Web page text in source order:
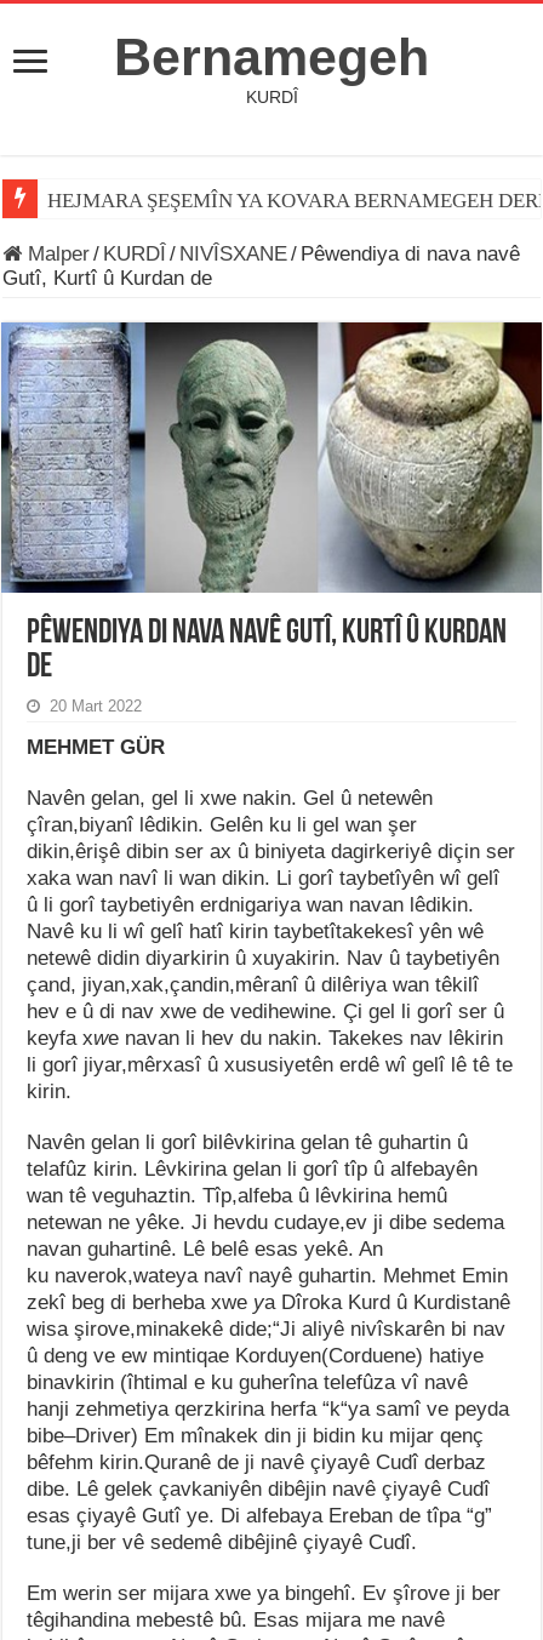
Bernamegeh
KURDÎ
HEJMARA ŞEŞEMÎN YA KOVARA BERNAMEGEH
Malper/ KURDÎ / NIVÎSXANE/ Pêwendiya di nava navê
Gutî, Kurtî û Kurdan de
Pêwendiya di nava navê Gutî, Kurtî û Kurdan
de
20 Mart 2022
MEHMET GÜR
Navên gelan,gel li xwe nakin. Gel û netewên
çîran,biyanî lêdikin. Gelên ku li gel wan şer
dikin,êrişê dibin ser ax û biniyeta dagirkeriyê diçin ser
xaka wan navî li wan dikin. Li gorî taybetîyên wî gelî
û li gorî taybetiyên erdnigariya wan navan lêdikin.
Navê ku li wî gelî hatî kirin taybetîtakekesî yên wê
netewê didin diyarkirin û xuyakirin. Nav û taybetiyên
çand, jiyan,xak,çandin,mêranî û dilêriya wan têkilî
hev e û di nav xwe de vedihewine. Çi gel ligorî ser û
keyfa xwe navan li hev du nakin.Takekes nav lêkirin
li gorî jiyar,mêrxasî û xususiyetên erdê wî gelî lê tê te
kirin.
Navên gelan li gorî bilêvkirina gelan tê guhartin û
telafûz kirin. Lêvkirina gelan ligorîtîp ûalfebayên
wan têveguhaztin.Tîp,alfeba û lêvkirina hemû
netewan ne yêke.Ji hevdu cudaye,ev ji dibe sedema
navan guhartinê. Lê belê esas yekê. An
ku naverok,wateya navî nayê guhartin. Mehmet Emin
zekî beg di berheba xwe ya Dîroka Kurd û Kurdistanê
wisaşirove,minakekê dide;“Ji aliyê nivîskarên bi nav
û deng ve ew mintiqae Korduyen(Corduene) hatiye
binavkirin (îhtimal e ku guherîna telefûza vî navê
hanji zehmetiya qerzkirina herfa“k“ya samî ve peyda
bibe–Driver) Em mînakek din ji bidin ku mijar qenç
bêfehm kirin.Quranê de ji navê çiyayê Cudî derbaz
dibe. Lêgelek çavkaniyên dibêjin navê çiyayê Cudî
esas çiyayê Gutî ye. Di alfebaya Ereban detîpa “g”
tune,ji ber vê sedemê dibêjinê çiyayê Cudî.
Em werin ser mijara xwe ya bingehî. Ev şîrove ji ber
têgihandina mebestê bû. Esas mijara me navê